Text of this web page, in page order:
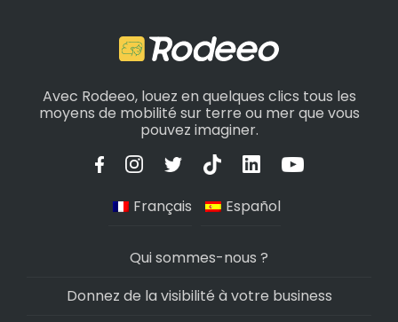
Avec Rodeeo, louez en quelques clics tous les
moyens de mobilité sur terre ou mer que vous
pouvez imaginer.
Français Español
Qui sommes-nous ?
Donnez de la visibilité à votre business